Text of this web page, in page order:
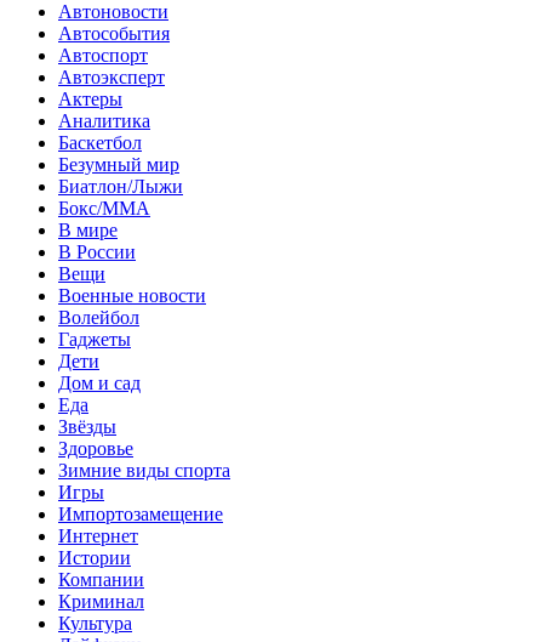
Автоновости
Автособытия
Автоспорт
Автоэксперт
Актеры
Аналитика
Баскетбол
Безумный мир
Биатлон/Лыжи
Бокс/MMA
В мире
В России
Вещи
Военные новости
Волейбол
Гаджеты
Дети
Дом и сад
Еда
Звёзды
Здоровье
Зимние виды спорта
Игры
Импортозамещение
Интернет
Истории
Компании
Криминал
Культура